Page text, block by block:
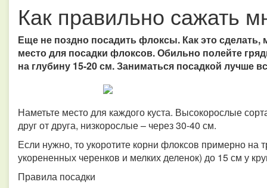
Как правильно сажать
Еще не поздно посадить флоксы. Как это
место для посадки флоксов. Обильно полейте
на глубину 15-20 см. Заниматься посадкой лучше
Наметьте место для каждого куста. Высокорослые
друг от друга, низкорослые – через 30-40 см.
Если нужно, то укоротите корни флоксов примерно на
укорененных черенков и мелких деленок) до 15 см у
Правила посадки